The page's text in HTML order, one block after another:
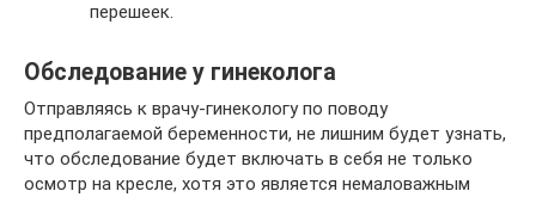
перешеек.
Обследование у гинеколога
Отправляясь к врачу-гинекологу по поводу
предполагаемой беременности, не лишним будет узнать,
что обследование будет включать в себя не только
осмотр на кресле, хотя это является немаловажным